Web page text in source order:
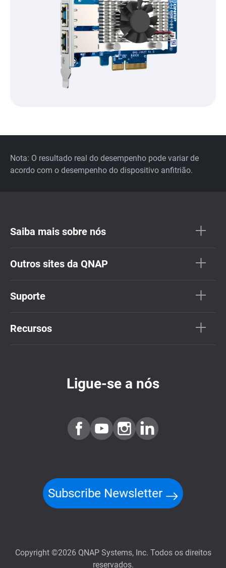
Nota: O resultado real do desempenho pode variar de
acordo com o desempenho do dispositivo anfitrião.
Saiba mais sobre nós
Outros sites da QNAP
Suporte
Recursos
Ligue-se a nós
Subscribe Newsletter
Copyright ©2026 QNAP Systems, Inc. Todos os direitos
reservados.